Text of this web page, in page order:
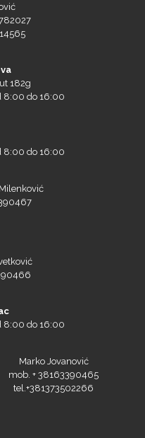
182g
8:00 do 16:00
8:00 do 16:00
8:00 do 16:00
Marko Jovanović
mob. + 38163390465
tel.+381373502266